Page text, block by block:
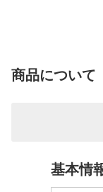
商品について
基本情